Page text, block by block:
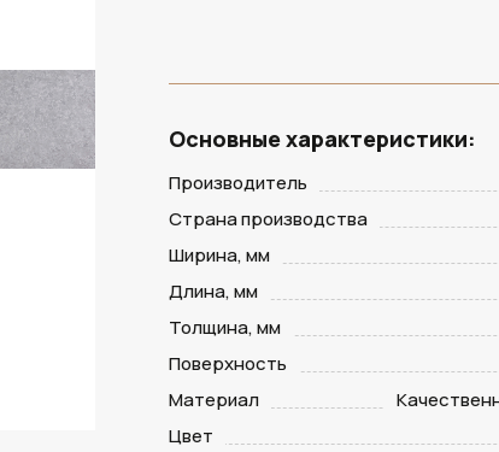
Основные характеристики:
Производитель
Страна производства
Ширина, мм
Длина, мм
Толщина, мм
Поверхность
Материал
Цвет